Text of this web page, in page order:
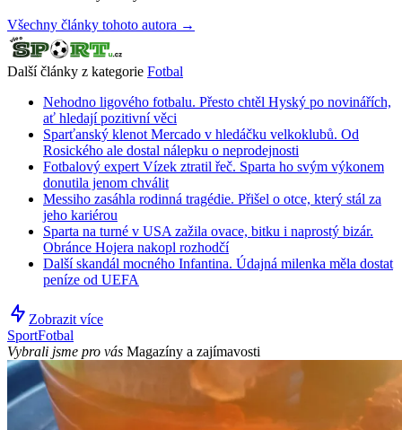
Všechny články tohoto autora →
Další články z kategorie Fotbal
Nehodno ligového fotbalu. Přesto chtěl Hyský po novinářích,
ať hledají pozitivní věci
Sparťanský klenot Mercado v hledáčku velkoklubů. Od
Rosického ale dostal nálepku o neprodejnosti
Fotbalový expert Vízek ztratil řeč. Sparta ho svým výkonem
donutila jenom chválit
Messiho zasáhla rodinná tragédie. Přišel o otce, který stál za
jeho kariérou
Sparta na turné v USA zažila ovace, bitku i naprostý bizár.
Obránce Hojera nakopl rozhodčí
Další skandál mocného Infantina. Údajná milenka měla dostat
peníze od UEFA
Zobrazit více
SportFotbal
Vybrali jsme pro vás Magazíny a zajímavosti